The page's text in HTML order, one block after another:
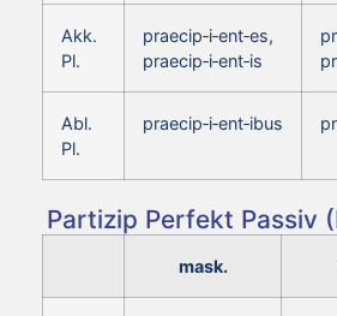
Akk.
Pl.
praecip‑i‑ent‑es,
praecip‑i‑ent‑is
Abl.
Pl.
praecip‑i‑ent‑ibus
Partizip Perfekt Passiv
mask.